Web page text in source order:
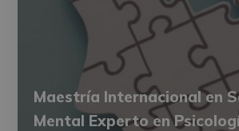
Maestría Internacional en
Mental Experto en